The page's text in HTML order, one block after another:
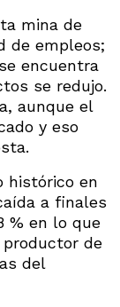
mina de
de empleos;
encuentra
se redujo.
aunque el
y eso
histórico en
a finales
% en lo que
productor de
del